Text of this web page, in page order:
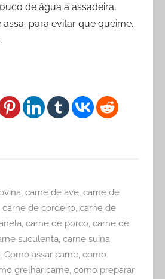
de água à assadeira,
para evitar que queime.
carne de ave, carne de
carne de cordeiro carne de
carne de porco carne de
suculenta carne suina
Como assar carne como
grelhar carne como preparar